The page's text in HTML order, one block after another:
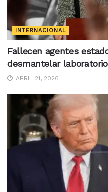
INTERNACIONAL
Fallecen agentes
desmantelar
ABRIL 21, 2026